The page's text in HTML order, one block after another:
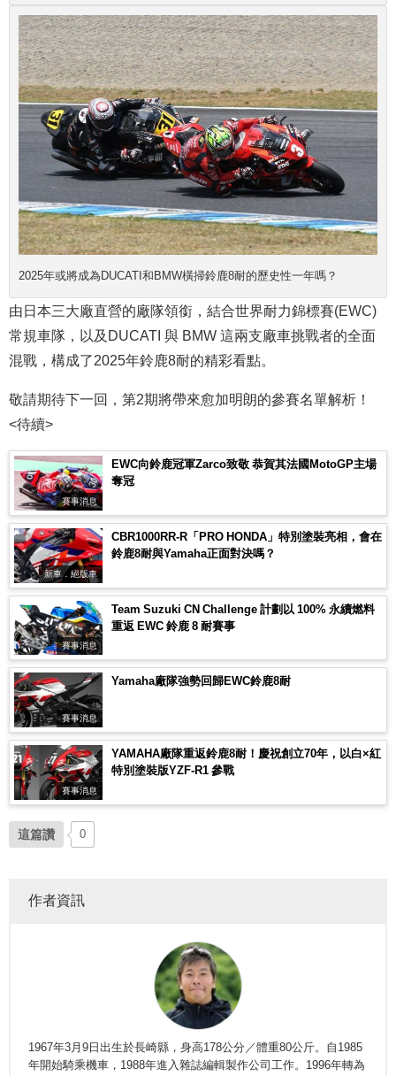
2025年或將成為DUCATI和BMW橫掃鈴鹿8耐的歷史性一年嗎？
由日本三大廠直營的廠隊領銜，結合世界耐力錦標賽(EWC)
常規車隊，以及DUCATI 與 BMW 這兩支廠車挑戰者的全面
混戰，構成了2025年鈴鹿8耐的精彩看點。
敬請期待下一回，第2期將帶來愈加明朗的參賽名單解析！
<待續>
賽事消息
EWC向鈴鹿冠軍Zarco致敬 恭賀其法國MotoGP主場
奪冠
新車．絕版車
CBR1000RR-R「PRO HONDA」特別塗裝亮相，會在
鈴鹿8耐與Yamaha正面對決嗎？
賽事消息
Team Suzuki CN Challenge 計劃以 100% 永續燃料
重返 EWC 鈴鹿 8 耐賽事
賽事消息
Yamaha廠隊強勢回歸EWC鈴鹿8耐
賽事消息
YAMAHA廠隊重返鈴鹿8耐！慶祝創立70年，以白×紅
特別塗裝版YZF-R1 參戰
這篇讚 0
作者資訊
1967年3月9日出生於長崎縣，身高178公分／體重80公斤。自1985
年開始騎乘機車，1988年進入雜誌編輯製作公司工作。1996年轉為